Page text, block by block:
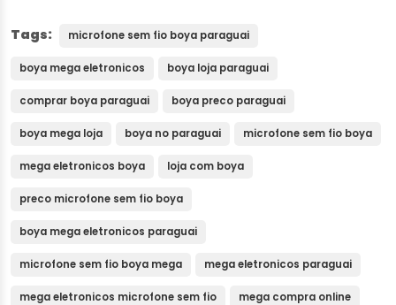
Tags: microfone sem fio boya paraguai
boya mega eletronicos boya loja paraguai
comprar boya paraguai boya preco paraguai
boya mega loja boya no paraguai microfone sem fio boya
mega eletronicos boya loja com boya
preco microfone sem fio boya
boya mega eletronicos paraguai
microfone sem fio boya mega mega eletronicos paraguai
mega eletronicos microfone sem fio mega compra online